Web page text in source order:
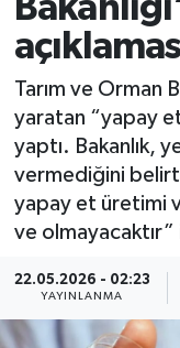
Tarım ve Orman
yaratan “yapay
yaptı. Bakanlık,
vermediğini
yapay et üretimi
ve olmayacaktır”
22.05.2026 - 02:23
YAYINLANMA